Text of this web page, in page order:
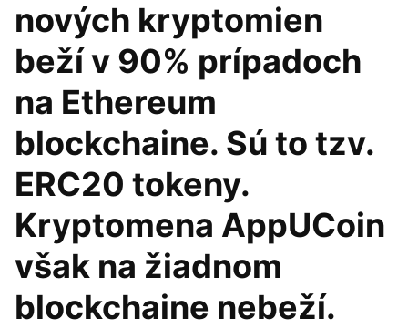
nových kryptomien
beží v 90% prípadoch
na Ethereum
blockchaine. Sú to tzv.
ERC20 tokeny.
Kryptomena AppUCoin
však na žiadnom
blockchaine nebeží.